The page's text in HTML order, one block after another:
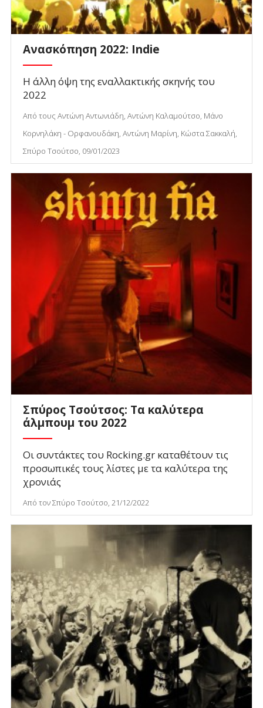
Ανασκόπηση 2022: Indie
Η άλλη όψη της εναλλακτικής σκηνής του
2022
Από τους Αντώνη Αντωνιάδη, Αντώνη Καλαμούτσο, Μάνο
Κορνηλάκη - Ορφανουδάκη, Αντώνη Μαρίνη, Κώστα Σακκαλή,
Σπύρο Τσούτσο, 09/01/2023
Σπύρος Τσούτσος: Τα καλύτερα
άλμπουμ του 2022
Οι συντάκτες του Rocking.gr καταθέτουν τις
προσωπικές τους λίστες με τα καλύτερα της
χρονιάς
Από τον Σπύρο Τσούτσο, 21/12/2022